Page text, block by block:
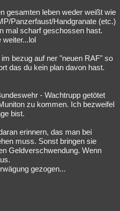
gesamten leben weder weißt wie
Panzerfaust/Handgranate (etc.)
mal scharf geschossen hast.
weiter...lol
bezug auf ner "neuen RAF" so
das du kein plan davon hast.
- Wachtrupp getötet
zu kommen. Ich bezweifel
bist.
erinnern, das man bei
muss. Sonst bringen sie
Geldverschwendung. Wenn
gezogen...